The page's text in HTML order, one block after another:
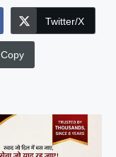
Twitter/X
Copy